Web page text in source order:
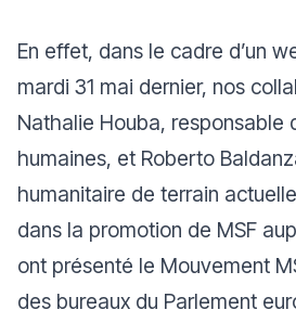
En effet, dans le cadre d’un
mardi 31 mai dernier, nos
Nathalie Houba, responsable
humaines, et Roberto
humanitaire de terrain
dans la promotion de MSF
ont présenté le Mouvement
des bureaux du Parlement